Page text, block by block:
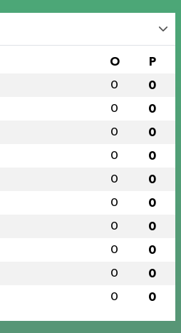
O P
0 0
0 0
0 0
0 0
0 0
0 0
0 0
0 0
0 0
0 0